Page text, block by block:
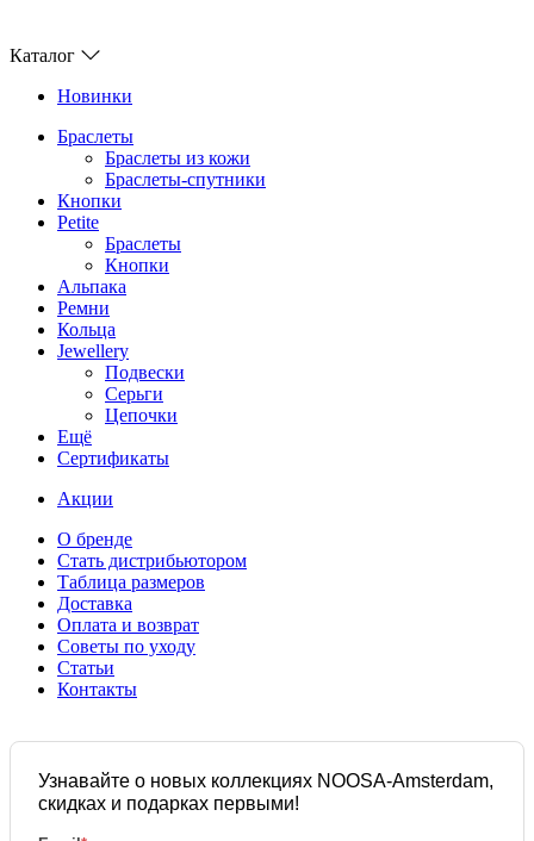
Каталог
Новинки
Браслеты
Браслеты из кожи
Браслеты-спутники
Кнопки
Petite
Браслеты
Кнопки
Альпака
Ремни
Кольца
Jewellery
Подвески
Серьги
Цепочки
Ещё
Сертификаты
Акции
О бренде
Стать дистрибьютором
Таблица размеров
Доставка
Оплата и возврат
Советы по уходу
Статьи
Контакты
Узнавайте о новых коллекциях NOOSA-Amsterdam,
скидках и подарках первыми!